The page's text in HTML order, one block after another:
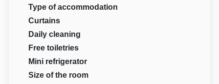
Type of accommodation
Curtains
Daily cleaning
Free toiletries
Mini refrigerator
Size of the room